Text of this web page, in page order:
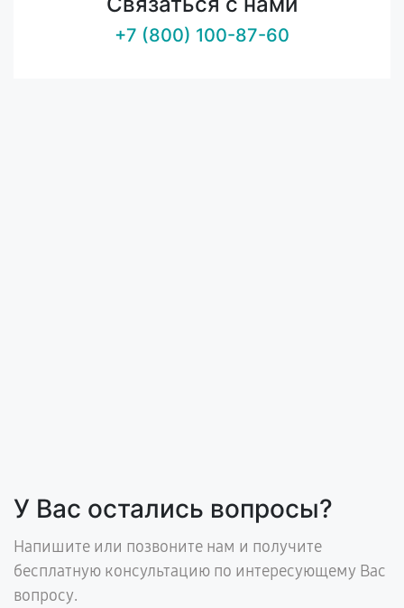
+7 (800) 100-87-60
У Вас остались вопросы?
Напишите или позвоните нам и получите
бесплатную консультацию по интересующему Вас
вопросу.